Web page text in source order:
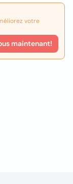
votre
maintenant!